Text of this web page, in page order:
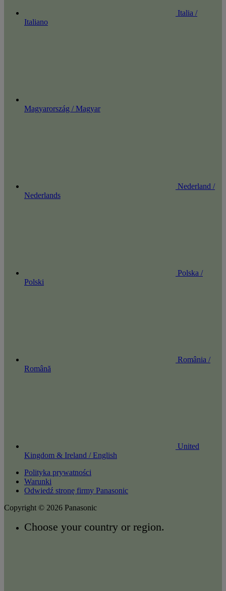
Italia /
Italiano
Magyarország / Magyar
Nederland /
Nederlands
Polska /
Polski
România /
Română
United
Kingdom & Ireland / English
Polityka prywatności
Warunki
Odwiedź stronę firmy Panasonic
Copyright © 2026 Panasonic
Choose your country or region.